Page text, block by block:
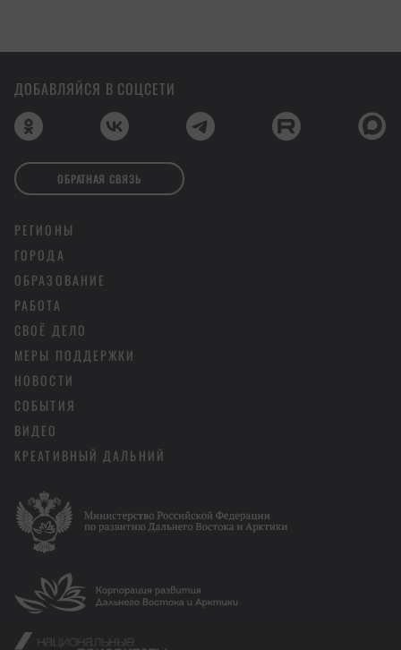
РЕГИОНЫ
ГОРОДА
ОБРАЗОВАНИЕ
РАБОТА
СВОЁ ДЕЛО
МЕРЫ ПОДДЕРЖКИ
НОВОСТИ
СОБЫТИЯ
ВИДЕО
КРЕАТИВНЫЙ ДАЛЬНИЙ
ДОБАВЛЯЙСЯ В СОЦСЕТИ
ОБРАТНАЯ СВЯЗЬ